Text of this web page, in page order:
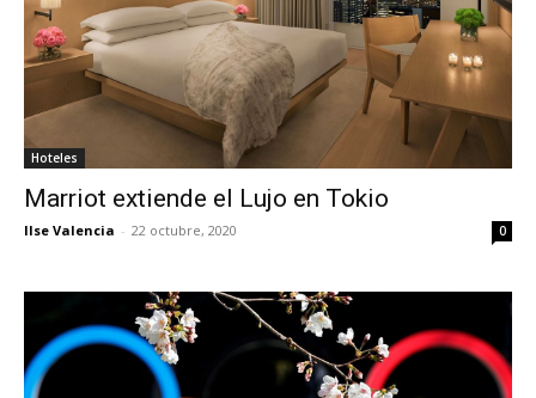
Hoteles
Marriot extiende el Lujo en Tokio
Ilse Valencia - 22 octubre, 2020 0